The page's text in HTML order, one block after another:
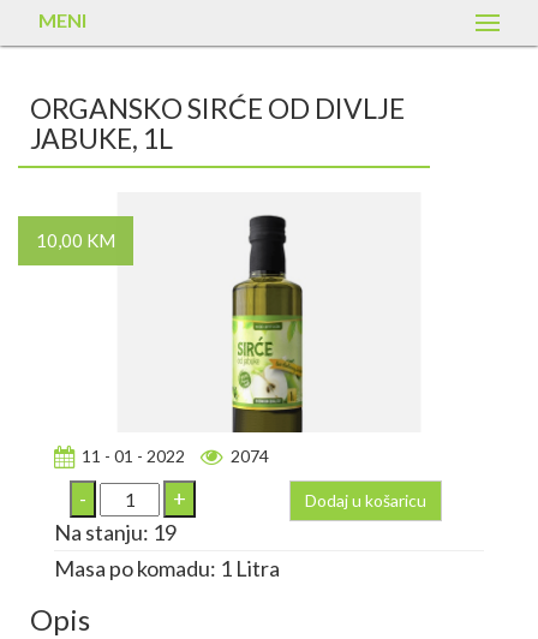
MENI
ORGANSKO SIRĆE OD DIVLJE
JABUKE, 1L
10,00 KM
11 - 01 - 2022 2074
Dodaj u košaricu
Na stanju: 19
Masa po komadu: 1 Litra
Opis